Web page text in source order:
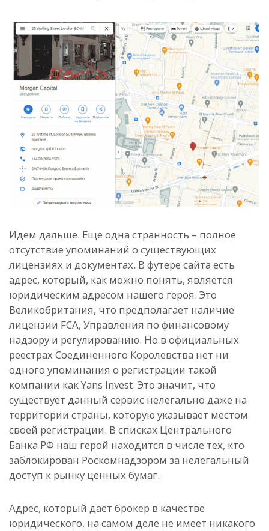
Идем дальше. Еще одна странность – полное
отсутствие упоминаний о существующих
лицензиях и документах. В футере сайта есть
адрес, который, как можно понять, является
юридическим адресом нашего героя. Это
Великобритания, что предполагает наличие
лицензии FCA, Управления по финансовому
надзору и регулированию. Но в официальных
реестрах Соединенного Королевства нет ни
одного упоминания о регистрации такой
компании как Yans Invest. Это значит, что
существует данный сервис нелегально даже на
территории страны, которую указывает местом
своей регистрации. В списках Центрального
Банка РФ наш герой находится в числе тех, кто
заблокирован Роскомнадзором за нелегальный
доступ к рынку ценных бумаг.
Адрес, который дает брокер в качестве
юридического, на самом деле не имеет никакого